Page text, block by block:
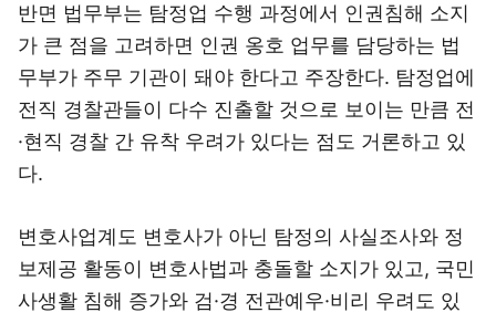
반면 법무부는 탐정업 수행 과정에서 인권침해 소지
가 큰 점을 고려하면 인권 옹호 업무를 담당하는 법
무부가 주무 기관이 돼야 한다고 주장한다. 탐정업에
전직 경찰관들이 다수 진출할 것으로 보이는 만큼 전
·현직 경찰 간 유착 우려가 있다는 점도 거론하고 있
다.
변호사업계도 변호사가 아닌 탐정의 사실조사와 정
보제공 활동이 변호사법과 충돌할 소지가 있고, 국민
사생활 침해 증가와 검·경 전관예우·비리 우려도 있